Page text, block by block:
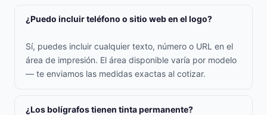
¿Puedo incluir teléfono o sitio web en el logo?
Sí, puedes incluir cualquier texto, número o URL en el
área de impresión. El área disponible varía por modelo
— te enviamos las medidas exactas al cotizar.
¿Los bolígrafos tienen tinta permanente?